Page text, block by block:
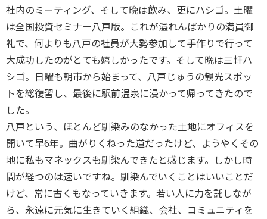
社内のミーティング、そして晩は飲み、更にハシゴ。土曜
は全国投資セミナー八戸版。これが溢れんばかりの満員御
礼で、何よりも八戸の社員が大勢参加して手作りで行って
大成功したのがとても嬉しかったです。そして晩は三軒ハ
シゴ。日曜も朝市から始まって、八戸じゅうの観光スポッ
トを総復習し、最後に駅前温泉に浸かって帰ってきたので
した。
八戸という、ほとんど馴染みのなかった土地にオフィスを
開いて早6年。曲がりくねった道だったけど、ようやくその
地に私もマネックスも馴染んできたと感じます。しかし時
間が経つのは速いですね。馴染んでいくことはいいことだ
けど、常に古くもなっていきます。若い人に力を託しなが
ら、永遠に元気に生きていく組織、会社、コミュニティを